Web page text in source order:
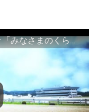
地方競馬プロモーションビデオ「みなさまのくらしのために」30秒篇｜NAR公式